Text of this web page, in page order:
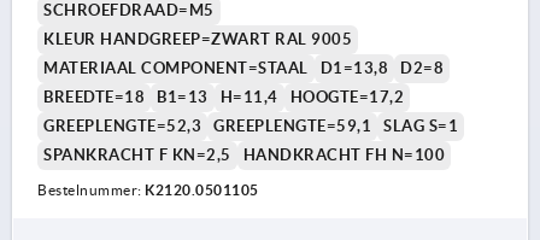
SCHROEFDRAAD=M5
KLEUR HANDGREEP=ZWART RAL 9005
MATERIAAL COMPONENT=STAAL
D1=13,8
D2=8
BREEDTE=18
B1=13 H=11,4
HOOGTE=17,2
GREEPLENGTE=52,3
GREEPLENGTE=59,1
SLAG S=1
SPANKRACHT F KN=2,5
HANDKRACHT FH N=100
Bestelnummer: K2120.0501105